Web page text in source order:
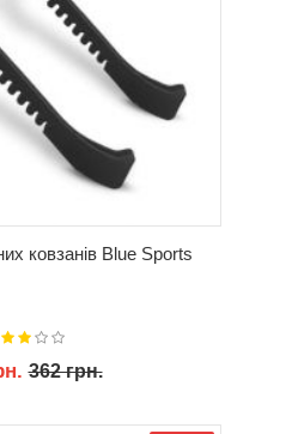
ковзанів Blue Sports
362 грн.